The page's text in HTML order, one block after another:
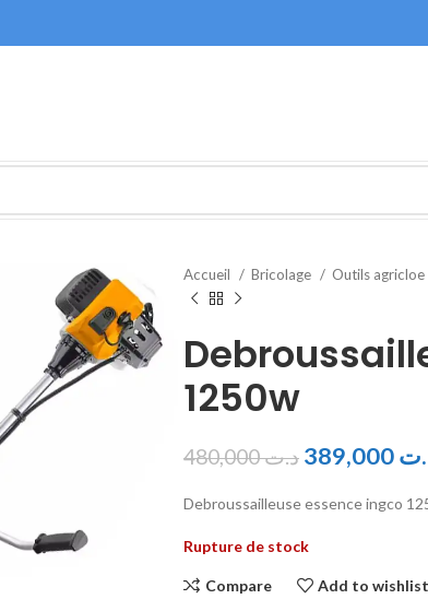
Accueil Bricolage Outils agricloe
1250w
د.ت480,000
Debroussailleuse essence ingco
Rupture de stock
Compare Add to